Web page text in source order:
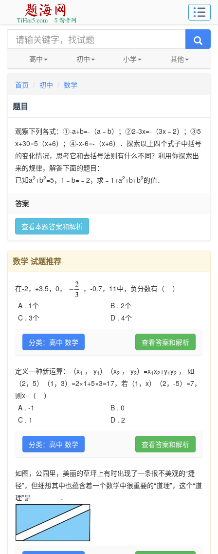
高中 初中 小学 其他
首页 初中 数学
题目
观察下列各式： ①-a+b=- （a ﹣ b）； ②2-3x=- （3x ﹣ 2）； ③5
x+30=5 （x+6）； ④-x-6=- （x+6）．探索以上四个式子中括号
的变化情况，思考它和去括号法则有什么不同？利用你探索出
来的规律，解答下面的题目：
已知a2+b2=5， 1 ﹣ b= ﹣ 2，求﹣ 1+a2+b+b2的值．
答案
查看本题答案和解析
数学 试题推荐
在-2，+3.5，0，
，-0.7，11中，负分数有（ ）
A . 1个 B . 2个
C . 3个 D . 4个
分类：高中 数学 查看答案和解析
定义一种新运算：（x1 ， y1 ）（x2 ， y2）=x1x2+y1y2 ， 如
（2，5）（1，3）=2×1+5×3=17，若（1，x）（2，-5）=7，
则x=（ ）
A . -1 B . 0
C . 1 D . 2
分类：高中 数学 查看答案和解析
如图，公园里，美丽的草坪上有时出现了一条很不美观的“捷
径”，但细想其中也蕴含着一个数学中很重要的“道理”，这个“道
理”是
．